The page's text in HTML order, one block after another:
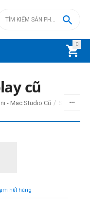
0


cũ
- Mac Studio Cũ / Studio
hết hàng